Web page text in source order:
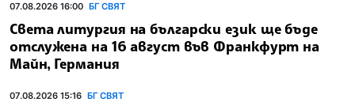
07.08.2026 16:00 БГ СВЯТ
Света литургия на български език ще бъде
отслужена на 16 август във Франкфурт на
Майн, Германия
07.08.2026 15:16 БГ СВЯТ